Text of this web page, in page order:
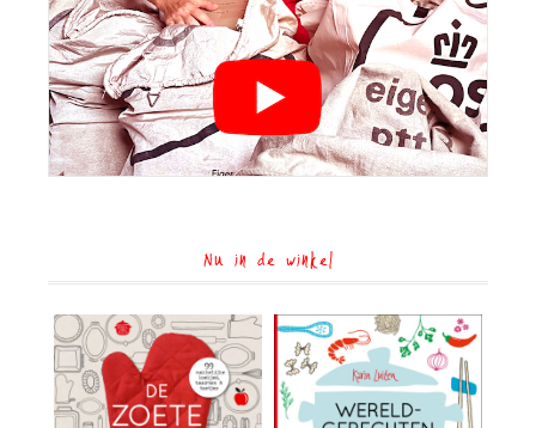
Nu in de winkel